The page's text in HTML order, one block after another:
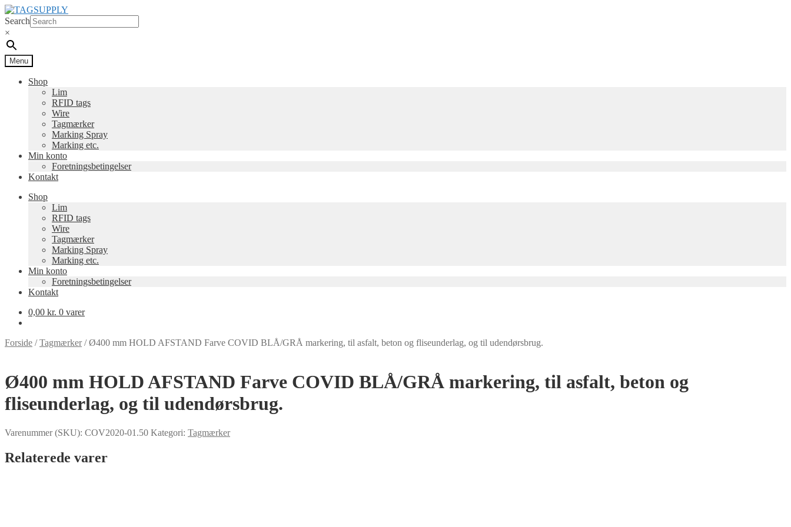
Spring
til
navigation
Spring
til
indhold
Search
×
Menu
Shop
Lim
RFID tags
Wire
Tagmærker
Marking Spray
Marking etc.
Min konto
Foretningsbetingelser
Kontakt
Shop
Lim
RFID tags
Wire
Tagmærker
Marking Spray
Marking etc.
Min konto
Foretningsbetingelser
Kontakt
0,00 kr. 0 varer
Forside /Tagmærker/Ø400 mm HOLD AFSTAND Farve COVID BLÅ/GRÅ markering, til asfalt, beton og fliseunderlag, og til udendørsbrug.
Ø400 mm HOLD AFSTAND Farve COVID BLÅ/GRÅ markering, til asfalt, beton og
fliseunderlag, og til udendørsbrug.
Varenummer (SKU): COV2020-01.50 Kategori: Tagmærker
Relaterede varer